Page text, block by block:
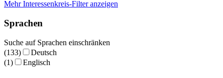
Mehr Interessenkreis-Filter anzeigen
Sprachen
Suche auf Sprachen einschränken
(133)
Deutsch
(1)
Englisch